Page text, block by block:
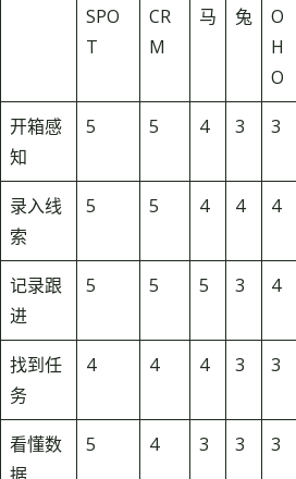
SPO
T
CR
M
马
兔
O
H
O
开箱感
知
5 5 4 3 3
录入线
索
5 5 4 4 4
记录跟
进
5 5 5 3 4
找到任
务
4 4 4 3 3
看懂数
5 4 3 3 3